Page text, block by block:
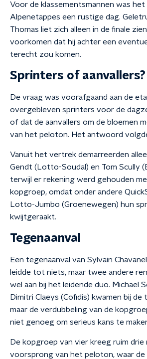
Voor de klassementsmannen was het
Alpenetappes een rustige dag.
Thomas liet zich alleen in de finale
voorkomen dat hij achter een
terecht zou komen.
Sprinters of aanvallers?
De vraag was voorafgaand aan de
overgebleven sprinters voor de
of dat de aanvallers om de bloemen
van het peloton. Het antwoord
Vanuit het vertrek demarreerden
Gendt (Lotto-Soudal) en Tom Scully
terwijl er rekening werd gehouden
kopgroep, omdat onder andere
Lotto-Jumbo (Groenewegen) hun
kwijtgeraakt.
Tegenaanval
Een tegenaanval van Sylvain
leidde tot niets, maar twee andere
wel aan bij het leidende duo. Michael
Dimitri Claeys (Cofidis) kwamen bij
maar de verdubbeling van de
niet genoeg om serieus kans te
De kopgroep van vier kreeg ruim drie
voorsprong van het peloton, waar de